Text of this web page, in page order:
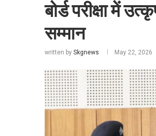
बोर्ड परीक्षा में
सम्मान
written by Skgnews May 22, 2026